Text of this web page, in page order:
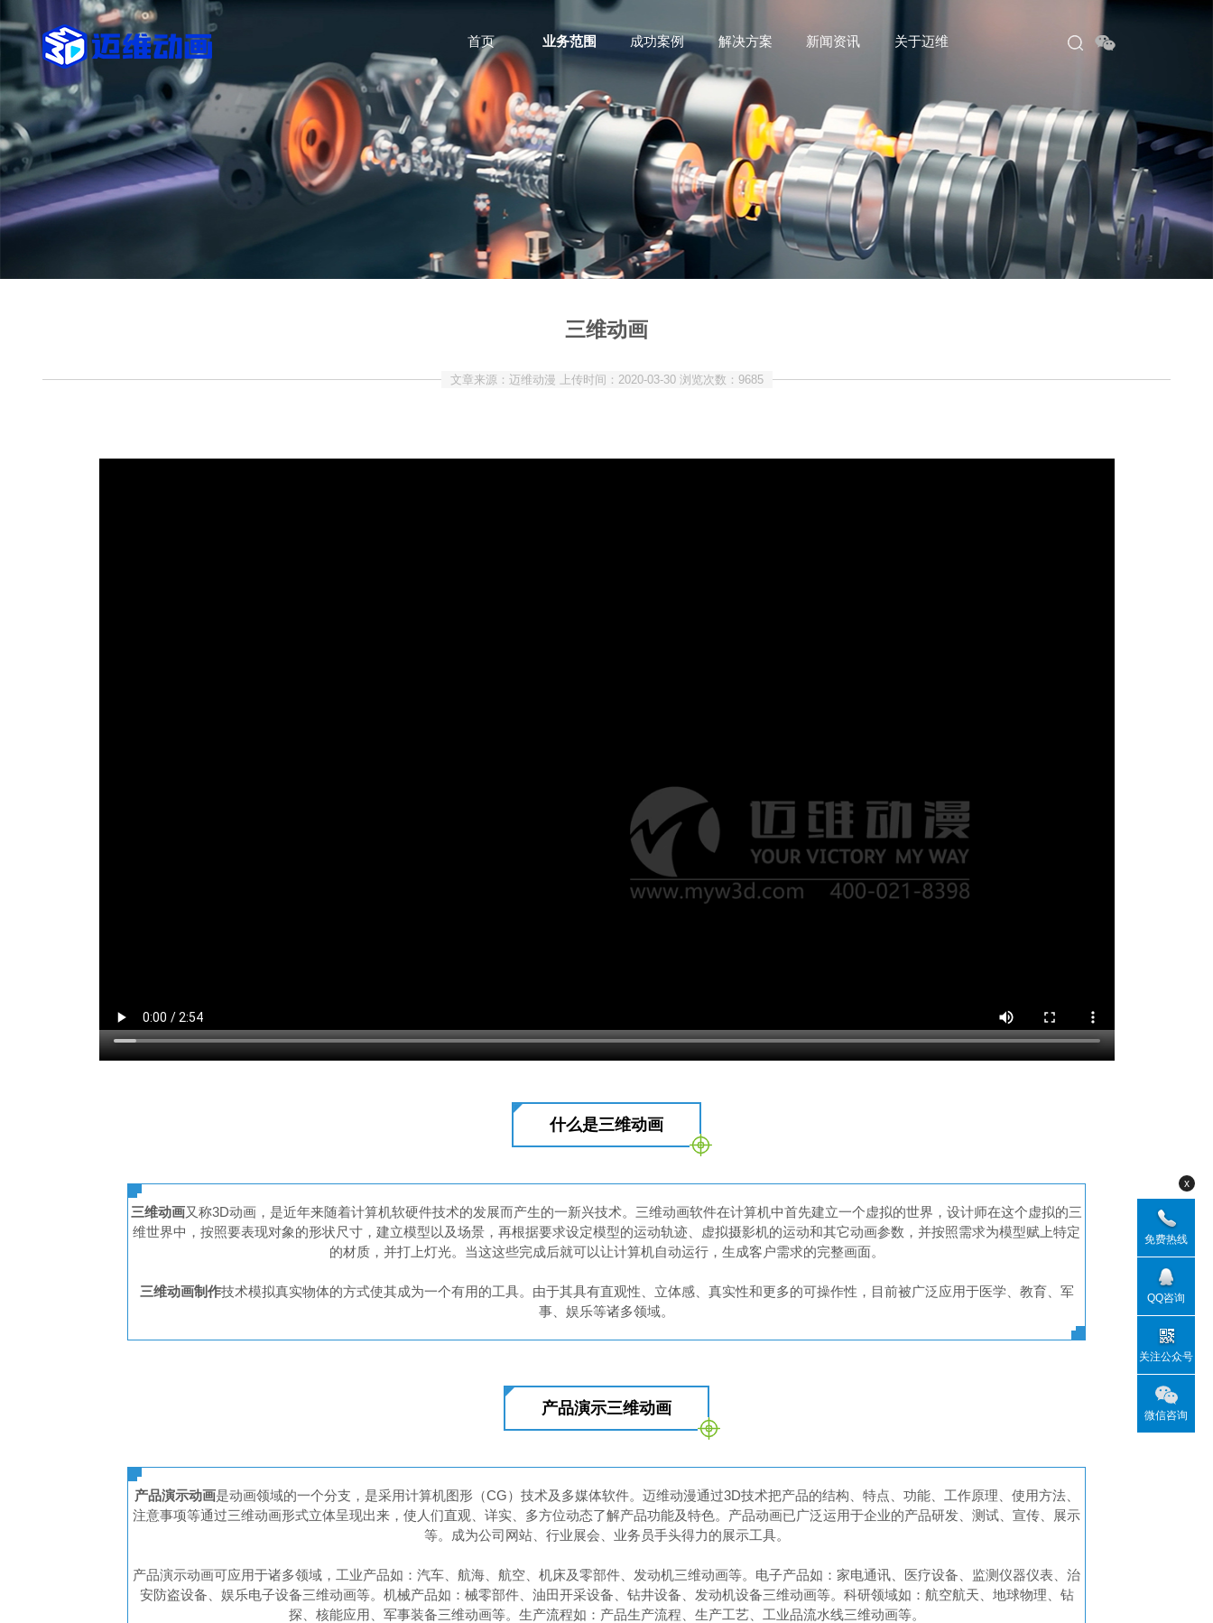
首页 业务范围 成功案例 解决方案 新闻资讯 关于迈维
三维动画
文章来源：迈维动漫 上传时间：2020-03-30 浏览次数： 9685
什么是三维动画
三维动画又称3D动画，是近年来随着计算机软硬件技术的发展而产生的一新兴技术。三维动画软件在计算机中首先建立一个虚拟的世界，设计师在这个虚拟的三
维世界中，按照要表现对象的形状尺寸，建立模型以及场景，再根据要求设定模型的运动轨迹、虚拟摄影机的运动和其它动画参数，并按照需求为模型赋上特定
的材质，并打上灯光。当这这些完成后就可以让计算机自动运行，生成客户需求的完整画面。
三维动画制作技术模拟真实物体的方式使其成为一个有用的工具。由于其具有直观性、立体感、真实性和更多的可操作性，目前被广泛应用于医学、教育、军
事、娱乐等诸多领域。
产品演示三维动画
产品演示动画是动画领域的一个分支，是采用计算机图形（CG）技术及多媒体软件。迈维动漫通过3D技术把产品的结构、特点、功能、工作原理、使用方法、
注意事项等通过三维动画形式立体呈现出来，使人们直观、详实、多方位动态了解产品功能及特色。产品动画已广泛运用于企业的产品研发、测试、宣传、展示
等。成为公司网站、行业展会、业务员手头得力的展示工具。
产品演示动画可应用于诸多领域，工业产品如：汽车、航海、航空、机床及零部件、发动机三维动画等。电子产品如：家电通讯、医疗设备、监测仪器仪表、治
安防盗设备、娱乐电子设备三维动画等。机械产品如：械零部件、油田开采设备、钻井设备、发动机设备三维动画等。科研领域如：航空航天、地球物理、钻
探、核能应用、军事装备三维动画等。生产流程如：产品生产流程、生产工艺、工业品流水线三维动画等。
x
免费热线
QQ咨询
关注公众号
微信咨询